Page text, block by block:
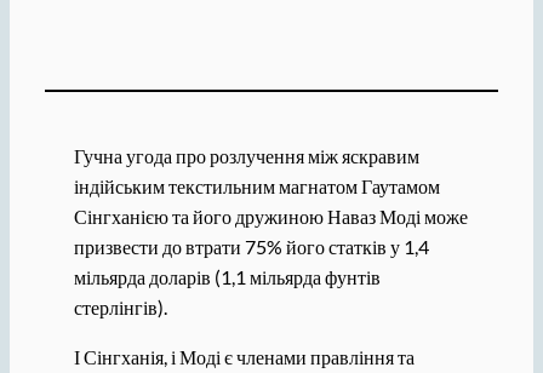
Гучна угода про розлучення між яскравим
індійським текстильним магнатом Гаутамом
Сінгханією та його дружиною Наваз Моді може
призвести до втрати 75% його статків у 1,4
мільярда доларів (1,1 мільярда фунтів
стерлінгів).
І Сінгханія, і Моді є членами правління та